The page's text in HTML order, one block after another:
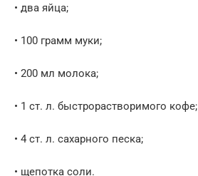
• два яйца;
• 100 грамм муки;
• 200 мл молока;
• 1 ст. л. быстрорастворимого кофе;
• 4 ст. л. сахарного песка;
• щепотка соли.